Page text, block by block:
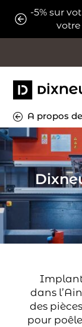
-5% sur
A propos
dans
des
pour